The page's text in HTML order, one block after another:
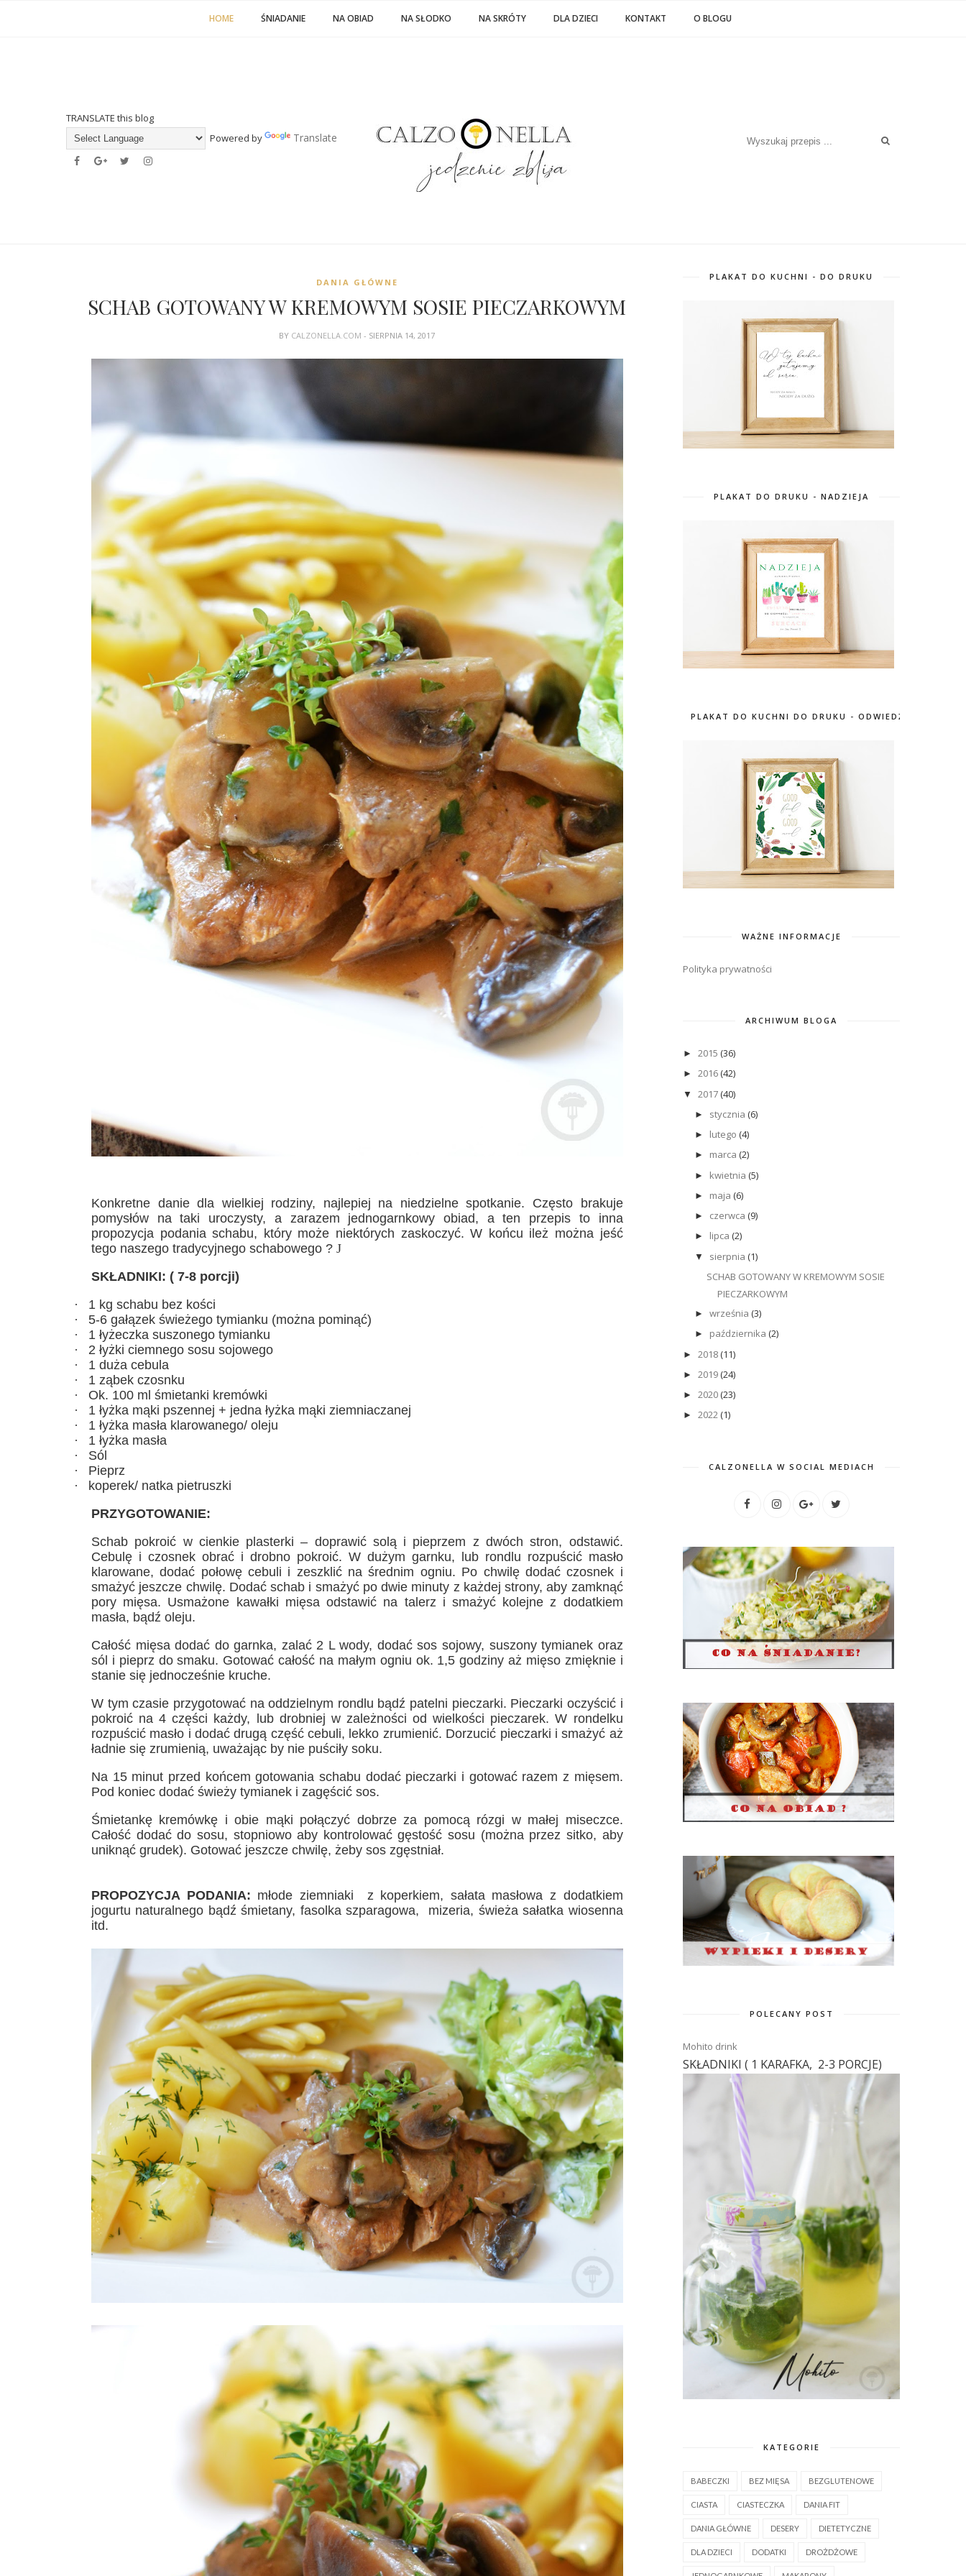
HOME ŚNIADANIE NA OBIAD NA SŁODKO NA SKRÓTY DLA DZIECI KONTAKT O BLOGU
TRANSLATE this blog
Powered by
Translate
DANIA GŁÓWNE
SCHAB GOTOWANY W KREMOWYM SOSIE PIECZARKOWYM
BY CALZONELLA.COM- SIERPNIA 14, 2017
Konkretne danie dla wielkiej rodziny, najlepiej na niedzielne spotkanie. Często brakuje
pomysłów na taki uroczysty, a zarazem jednogarnkowy obiad, a ten przepis to inna
propozycja podania schabu, który może niektórych zaskoczyć. W końcu ileż można jeść
tego naszego tradycyjnego schabowego ? J
SKŁADNIKI: ( 7-8 porcji)
·
1 kg schabu bez kości
·
5-6 gałązek świeżego tymianku (można pominąć)
·
1 łyżeczka suszonego tymianku
·
2 łyżki ciemnego sosu sojowego
·
1 duża cebula
·
1 ząbek czosnku
·
Ok. 100 ml śmietanki kremówki
·
1 łyżka mąki pszennej + jedna łyżka mąki ziemniaczanej
·
1 łyżka masła klarowanego/ oleju
·
1 łyżka masła
·
Sól
·
Pieprz
·
koperek/ natka pietruszki
PRZYGOTOWANIE:
Schab pokroić w cienkie plasterki – doprawić solą i pieprzem z dwóch stron, odstawić.
Cebulę i czosnek obrać i drobno pokroić. W dużym garnku, lub rondlu rozpuścić masło
klarowane, dodać połowę cebuli i zeszklić na średnim ogniu. Po chwilę dodać czosnek i
smażyć jeszcze chwilę. Dodać schab i smażyć po dwie minuty z każdej strony, aby zamknąć
pory mięsa. Usmażone kawałki mięsa odstawić na talerz i smażyć kolejne z dodatkiem
masła, bądź oleju.
Całość mięsa dodać do garnka, zalać 2 L wody, dodać sos sojowy, suszony tymianek oraz
sól i pieprz do smaku. Gotować całość na małym ogniu ok. 1,5 godziny aż mięso zmięknie i
stanie się jednocześnie kruche.
W tym czasie przygotować na oddzielnym rondlu bądź patelni pieczarki. Pieczarki oczyścić i
pokroić na 4 części każdy, lub drobniej w zależności od wielkości pieczarek. W rondelku
rozpuścić masło i dodać drugą część cebuli, lekko zrumienić. Dorzucić pieczarki i smażyć aż
ładnie się zrumienią, uważając by nie puściły soku.
Na 15 minut przed końcem gotowania schabu dodać pieczarki i gotować razem z mięsem.
Pod koniec dodać świeży tymianek i zagęścić sos.
Śmietankę kremówkę i obie mąki połączyć dobrze za pomocą rózgi w małej miseczce.
Całość dodać do sosu, stopniowo aby kontrolować gęstość sosu (można przez sitko, aby
uniknąć grudek). Gotować jeszcze chwilę, żeby sos zgęstniał.
PROPOZYCJA PODANIA: młode ziemniaki z koperkiem, sałata masłowa z dodatkiem
jogurtu naturalnego bądź śmietany, fasolka szparagowa, mizeria, świeża sałatka wiosenna
itd.
PLAKAT DO KUCHNI - DO DRUKU
PLAKAT DO DRUKU - NADZIEJA
PLAKAT DO KUCHNI DO DRUKU - ODWIEDŹ SKLEP
WAŻNE INFORMACJE
Polityka prywatności
ARCHIWUM BLOGA
►2015 (36)
►2016 (42)
▼2017 (40)
► stycznia (6)
► lutego (4)
► marca (2)
► kwietnia (5)
► maja (6)
► czerwca (9)
► lipca (2)
▼ sierpnia (1)
SCHAB GOTOWANY W KREMOWYM SOSIE
PIECZARKOWYM
► września (3)
► października (2)
►2018 (11)
►2019 (24)
►2020 (23)
►2022 (1)
CALZONELLA W SOCIAL MEDIACH
POLECANY POST
Mohito drink
SKŁADNIKI ( 1 KARAFKA, 2-3 PORCJE)
KATEGORIE
BABECZKI BEZ MIĘSA BEZGLUTENOWE
CIASTA CIASTECZKA DANIA FIT
DANIA GŁÓWNE DESERY DIETETYCZNE
DLA DZIECI DODATKI DROŻDŻOWE